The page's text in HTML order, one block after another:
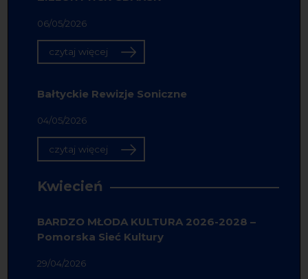
06/05/2026
czytaj więcej
Bałtyckie Rewizje Soniczne
04/05/2026
czytaj więcej
Kwiecień
BARDZO MŁODA KULTURA 2026-2028 –
Pomorska Sieć Kultury
29/04/2026